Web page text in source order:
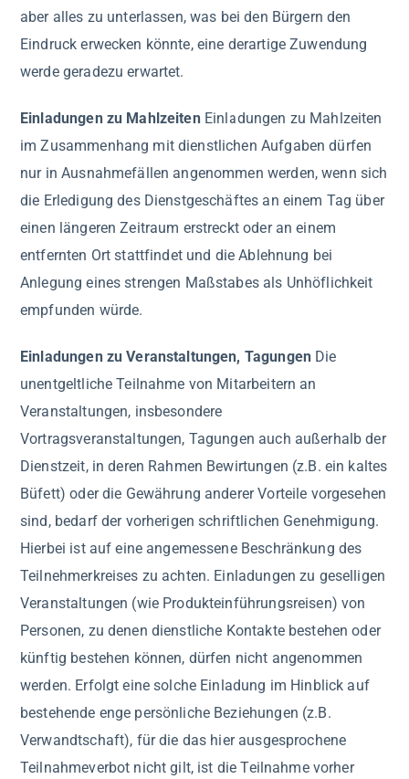
aber alles zu unterlassen, was bei den Bürgern den
Eindruck erwecken könnte, eine derartige Zuwendung
werde geradezu erwartet.
Einladungen zu MahlzeitenEinladungen zu Mahlzeiten
im Zusammenhang mit dienstlichen Aufgaben dürfen
nur in Ausnahmefällen angenommen werden, wenn sich
die Erledigung des Dienstgeschäftes an einem Tag über
einen längeren Zeitraum erstreckt oder an einem
entfernten Ort stattfindet und die Ablehnung bei
Anlegung eines strengen Maßstabes als Unhöflichkeit
empfunden würde.
Einladungen zu Veranstaltungen, Tagungen Die
unentgeltliche Teilnahme von Mitarbeitern an
Veranstaltungen, insbesondere
Vortragsveranstaltungen, Tagungen auch außerhalb der
Dienstzeit, in deren Rahmen Bewirtungen (z.B. ein kaltes
Büfett) oder die Gewährung anderer Vorteile vorgesehen
sind, bedarf der vorherigen schriftlichen Genehmigung.
Hierbei ist auf eine angemessene Beschränkung des
Teilnehmerkreises zu achten. Einladungen zu geselligen
Veranstaltungen (wie Produkteinführungsreisen) von
Personen, zu denen dienstliche Kontakte bestehen oder
künftig bestehen können, dürfen nicht angenommen
werden. Erfolgt eine solche Einladung im Hinblick auf
bestehende enge persönliche Beziehungen (z.B.
Verwandtschaft), für die das hier ausgesprochene
Teilnahmeverbot nicht gilt, ist die Teilnahme vorher